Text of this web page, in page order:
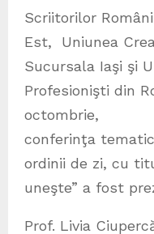
Scriitorilor
Est, Uniunea
Sucursala Iaşi şi
Profesionişti din
octombrie,
conferinţa
ordinii de zi, cu
uneşte” a fost
Prof. Livia